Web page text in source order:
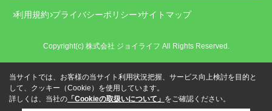
利用規約 プライバシーポリシー サイトマップ
Copyright(c) 株式会社 ジョイライフ All Rights Reserved.
当サイトでは、お客様の当サイト利用状況把握、サービス向上検討を目的と
して、クッキー（Cookie）を使用しています。
詳しくは、当社の 「Cookieの取扱いについて」 をご確認ください。